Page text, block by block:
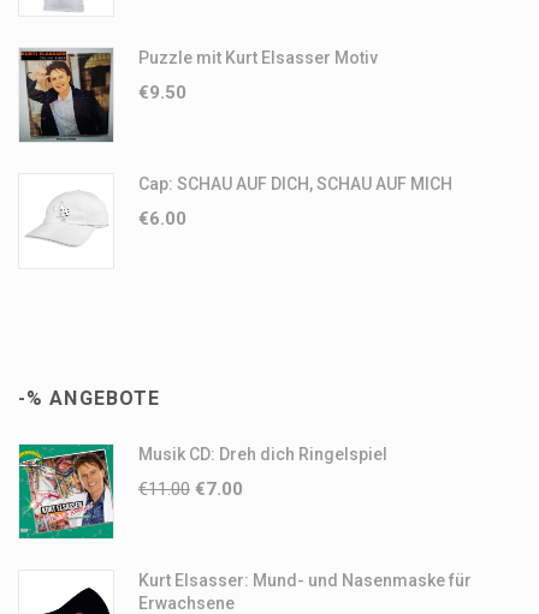
Puzzle mit Kurt Elsasser Motiv
€9.50
Cap: SCHAU AUF DICH, SCHAU AUF MICH
€6.00
-% ANGEBOTE
Musik CD: Dreh dich Ringelspiel
€11.00 €7.00
Kurt Elsasser: Mund- und Nasenmaske für
Erwachsene